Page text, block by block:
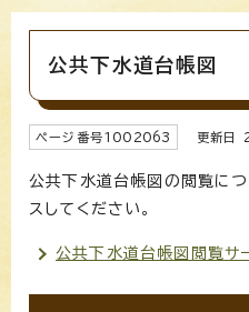
公共下水道台帳図
ページ番号1002063 更新日
公共下水道台帳図の閲覧につ
スしてください。
公共下水道台帳図閲覧サ